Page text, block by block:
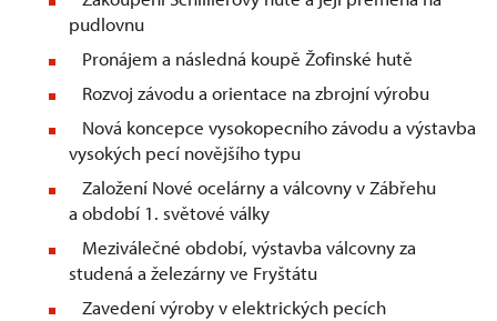
pudlovnu
Pronájem a následná koupě Žofinské hutě
Rozvoj závodu a orientace na zbrojní výrobu
Nová koncepce vysokopecního závodu a výstavba
vysokých pecí novějšího typu
Založení Nové ocelárny a válcovny v Zábřehu
a období 1. světové války
Meziválečné období, výstavba válcovny za
studená a železárny ve Fryštátu
Zavedení výroby v elektrických pecích